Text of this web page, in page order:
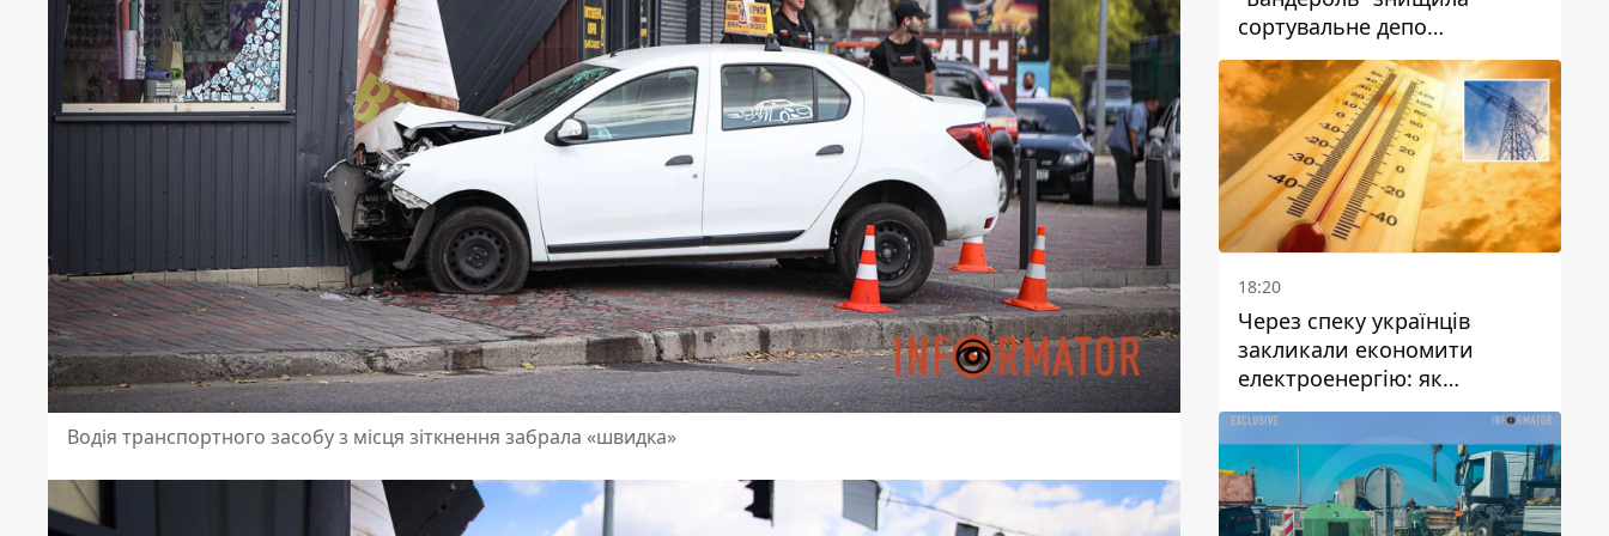
Водія транспортного засобу з місця зіткнення забрала «швидка»
сортувальне депо
"Укрпошти" та вбила двох
працівниць
18:20
Через спеку українців
закликали економити
електроенергію: як
уникнути перевантаження
мереж